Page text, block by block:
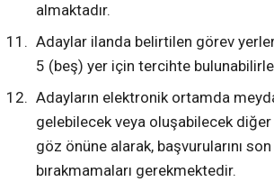
almaktadır.
Adaylar ilanda belirtilen görev
5 (beş) yer için tercihte
Adayların elektronik ortamda
gelebilecek veya oluşabilecek diğer
göz önüne alarak, başvurularını
bırakmamaları gerekmektedir.